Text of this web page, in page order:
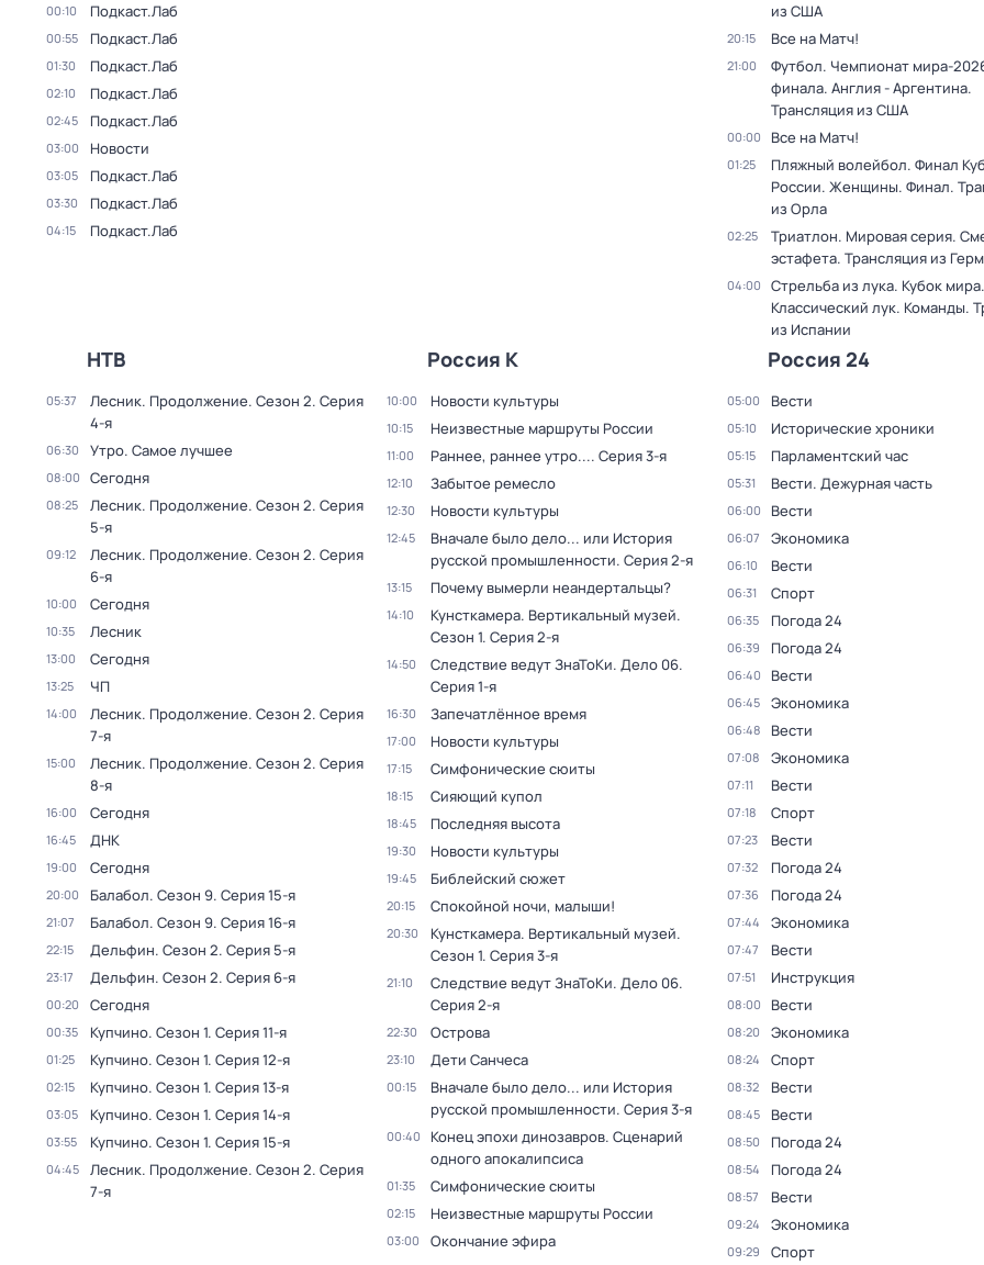
00:10 Подкаст.Лаб
00:55 Подкаст.Лаб
01:30 Подкаст.Лаб
02:10 Подкаст.Лаб
02:45 Подкаст.Лаб
03:00 Новости
03:05 Подкаст.Лаб
03:30 Подкаст.Лаб
04:15 Подкаст.Лаб
из США
20:15 Все на Матч!
21:00
Футбол. Чемпионат мира-
финала. Англия - Аргентина.
Трансляция из США
00:00 Все на Матч!
01:25
Пляжный волейбол. Финал
России. Женщины. Финал.
из Орла
02:25
Триатлон. Мировая серия.
эстафета. Трансляция из
04:00
Стрельба из лука. Кубок мира.
Классический лук. Команды.
из Испании
НТВ
05:37 Лесник. Продолжение. Сезон 2. Серия
4-я
06:30 Утро. Самое лучшее
08:00 Сегодня
08:25 Лесник. Продолжение. Сезон 2. Серия
5-я
09:12 Лесник. Продолжение. Сезон 2. Серия
6-я
10:00 Сегодня
10:35 Лесник
13:00 Сегодня
13:25 ЧП
14:00 Лесник. Продолжение. Сезон 2. Серия
7-я
15:00 Лесник. Продолжение. Сезон 2. Серия
8-я
16:00 Сегодня
16:45 ДНК
19:00 Сегодня
20:00 Балабол. Сезон 9. Серия 15-я
21:07 Балабол. Сезон 9. Серия 16-я
22:15 Дельфин. Сезон 2. Серия 5-я
23:17 Дельфин. Сезон 2. Серия 6-я
00:20 Сегодня
00:35 Купчино. Сезон 1. Серия 11-я
01:25 Купчино. Сезон 1. Серия 12-я
02:15 Купчино. Сезон 1. Серия 13-я
03:05 Купчино. Сезон 1. Серия 14-я
03:55 Купчино. Сезон 1. Серия 15-я
04:45 Лесник. Продолжение. Сезон 2. Серия
7-я
Россия К
10:00 Новости культуры
10:15 Неизвестные маршруты России
11:00 Раннее, раннее утро.... Серия 3-я
12:10 Забытое ремесло
12:30 Новости культуры
12:45
Вначале было дело... или История
русской промышленности. Серия 2-я
13:15 Почему вымерли неандертальцы?
14:10 Кунсткамера. Вертикальный музей.
Сезон 1. Серия 2-я
14:50 Следствие ведут ЗнаТоКи. Дело 06.
Серия 1-я
16:30 Запечатлённое время
17:00 Новости культуры
17:15 Симфонические сюиты
18:15 Сияющий купол
18:45 Последняя высота
19:30 Новости культуры
19:45 Библейский сюжет
20:15 Спокойной ночи, малыши!
20:30 Кунсткамера. Вертикальный музей.
Сезон 1. Серия 3-я
21:10 Следствие ведут ЗнаТоКи. Дело 06.
Серия 2-я
22:30 Острова
23:10 Дети Санчеса
00:15
Вначале было дело... или История
русской промышленности. Серия 3-я
00:40
Конец эпохи динозавров. Сценарий
одного апокалипсиса
01:35 Симфонические сюиты
02:15 Неизвестные маршруты России
03:00 Окончание эфира
Россия 24
05:00 Вести
05:10 Исторические хроники
05:15 Парламентский час
05:31 Вести. Дежурная часть
06:00 Вести
06:07 Экономика
06:10 Вести
06:31 Спорт
06:35 Погода 24
06:39 Погода 24
06:40 Вести
06:45 Экономика
06:48 Вести
07:08 Экономика
07:11 Вести
07:18 Спорт
07:23 Вести
07:32 Погода 24
07:36 Погода 24
07:44 Экономика
07:47 Вести
07:51 Инструкция
08:00 Вести
08:20 Экономика
08:24 Спорт
08:32 Вести
08:45 Вести
08:50 Погода 24
08:54 Погода 24
08:57 Вести
09:24 Экономика
09:29 Спорт